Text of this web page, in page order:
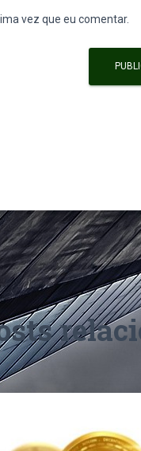
vez que eu comentar.